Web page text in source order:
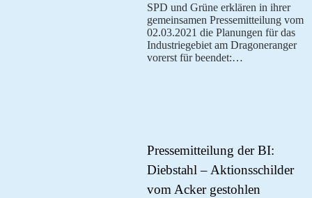
für
SPD und Grüne erklären in ihrer
gemeinsamen Pressemitteilung vom
02.03.2021 die Planungen für das
Industriegebiet am Dragoneranger
vorerst für beendet:…
Pressemitteilung der BI:
Diebstahl – Aktionsschilder
vom Acker gestohlen